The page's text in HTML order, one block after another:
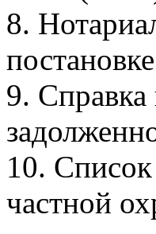
8.
9.
10.
частной